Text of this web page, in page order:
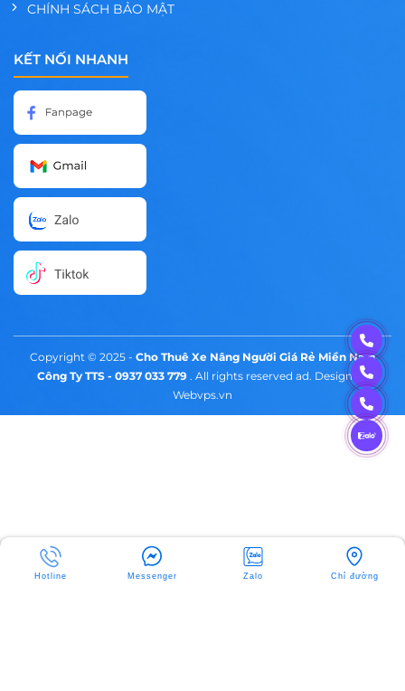
CHÍNH SÁCH BẢO MẬT
KẾT NỐI NHANH
Copyright © 2025 - Cho Thuê Xe Nâng Người Giá Rẻ Miền Nam
Công Ty TTS - 0937 033 779. All rights reserved ad. Design by
Webvps.vn
Hotline Messenger Zalo Chỉ đường